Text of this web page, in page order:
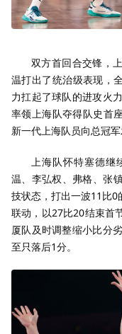
双方首回合交锋，
温打出了统治级表现，
力扛起了球队的进攻火
率领上海队夺得队史首
新一代上海队员向总冠军
上海队怀特塞德继
温、李弘权、弗格、张
技状态，打出一波11比0
联动，以27比20结束首
厦队及时调整缩小比分
至只落后1分。